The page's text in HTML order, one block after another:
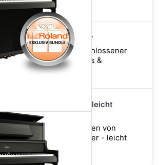
Schwarz
Teufel Massive Kopfhörer
Ohrumschließender, geschlossener
für Musiker, DJs &
Bassliebhaber
Piano-Piano - für Klavier leicht
+ 3 CD's
Die 100 schönsten Melodien von
bis Pop - Für Klavier - leicht
arrangiert